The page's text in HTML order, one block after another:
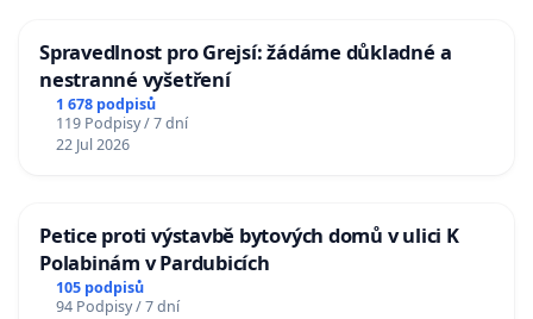
Spravedlnost pro Grejsí: žádáme důkladné a
nestranné vyšetření
1 678 podpisů
119 Podpisy / 7 dní
22 Jul 2026
Petice proti výstavbě bytových domů v ulici K
Polabinám v Pardubicích
105 podpisů
94 Podpisy / 7 dní